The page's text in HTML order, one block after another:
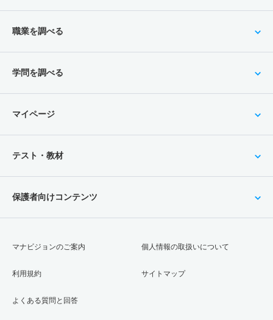
職業を調べる
学問を調べる
マイページ
テスト・教材
保護者向けコンテンツ
マナビジョンのご案内
利用規約
よくある質問と回答
個人情報の取扱いについて
サイトマップ